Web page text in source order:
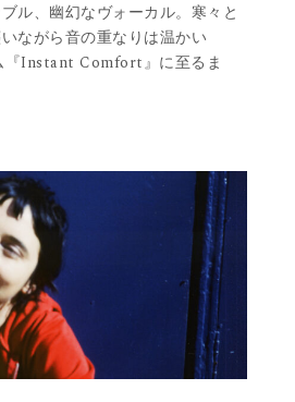
ル、幽幻なヴォーカル。寒々と
ながら音の重なりは温かい
Instant Comfort』に至るま